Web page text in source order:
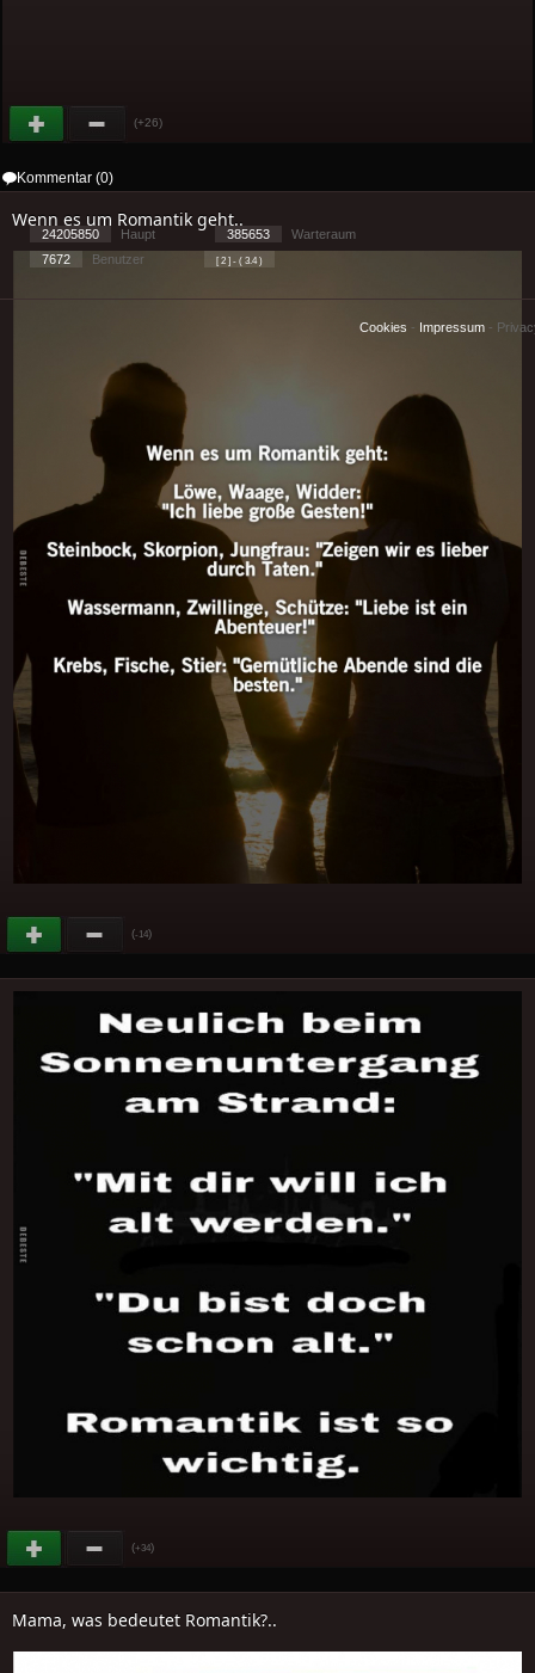
(+26)
Kommentar (0)
Wenn es um Romantik geht..
(-14)
(+34)
Mama, was bedeutet Romantik?..
24205850 Haupt 385653
Warteraum
7672
Benutzer [ 2 ] - ( 3.4 )
Cookies - Impressum -